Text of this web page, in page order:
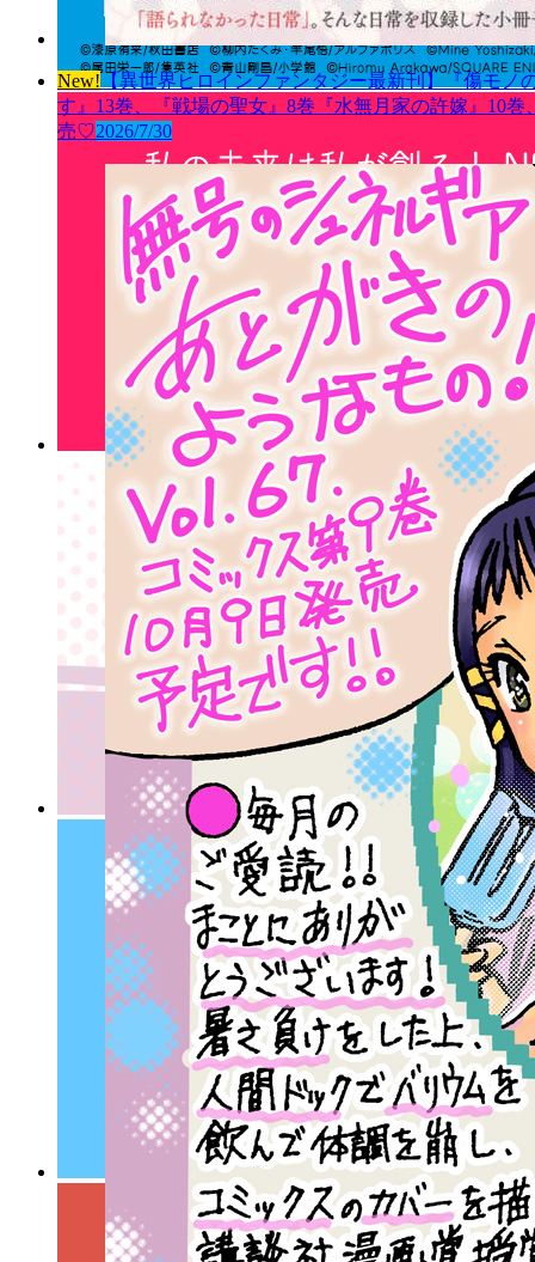
New! 【異世界ヒロインファンタジー最新刊】『傷モ
す』13巻、『戦場の聖女』8巻『水無月家の許嫁』10
売♡2026/7/30